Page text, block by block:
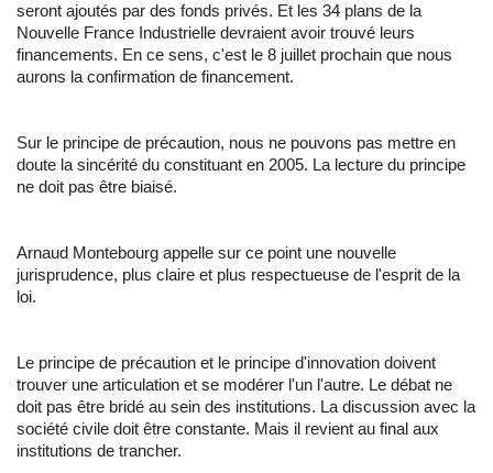
seront ajoutés par des fonds privés. Et les 34 plans de la
Nouvelle France Industrielle devraient avoir trouvé leurs
financements. En ce sens, c'est le 8 juillet prochain que nous
aurons la confirmation de financement.
Sur le principe de précaution, nous ne pouvons pas mettre en
doute la sincérité du constituant en 2005. La lecture du principe
ne doit pas être biaisé.
Arnaud Montebourg appelle sur ce point une nouvelle
jurisprudence, plus claire et plus respectueuse de l'esprit de la
loi.
Le principe de précaution et le principe d'innovation doivent
trouver une articulation et se modérer l'un l'autre. Le débat ne
doit pas être bridé au sein des institutions. La discussion avec la
société civile doit être constante. Mais il revient au final aux
institutions de trancher.